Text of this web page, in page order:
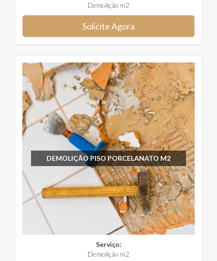
Demolição m2
Solicite Agora
DEMOLIÇÃO PISO PORCELANATO M2
Serviço:
Demolição m2